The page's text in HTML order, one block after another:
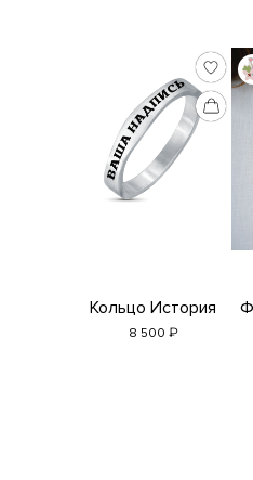
Кольцо История
8 500 ₽